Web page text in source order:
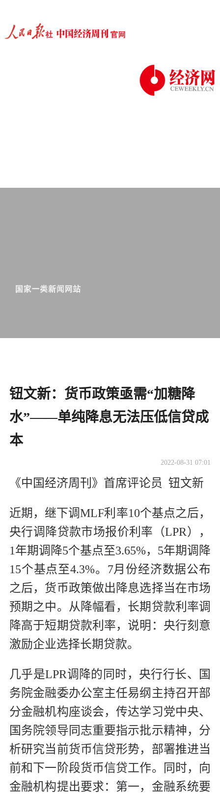
钮文新：货币政策亟需“加糖降
水”——单纯降息无法压低信贷成
本
2022-08-31 07:01
《中国经济周刊》首席评论员 钮文新
近期，继下调MLF利率10个基点之后，
央行调降贷款市场报价利率（LPR），
1年期调降5个基点至3.65%，5年期调降
15个基点至4.3%。7月份经济数据公布
之后，货币政策做出降息选择当在市场
预期之中。从降幅看，长期贷款利率调
降高于短期贷款利率，说明：央行刻意
激励企业选择长期贷款。
几乎是LPR调降的同时，央行行长、国
务院金融委办公室主任易纲主持召开部
分金融机构座谈会，传达学习党中央、
国务院领导同志重要指示批示精神，分
析研究当前货币信贷形势，部署推进当
前和下一阶段货币信贷工作。同时，向
金融机构提出要求：第一，金融系统要